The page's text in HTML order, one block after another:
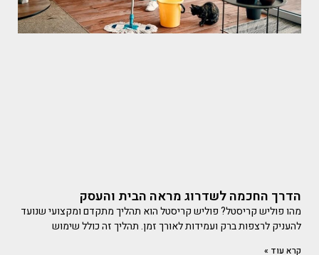
הדרך החכמה לשדרוג מראה הבית והעסק
מהו פוליש קריסטל? פוליש קריסטל הוא תהליך מתקדם ומקצועי שנועד
להעניק לרצפות ברק ועמידות לאורך זמן. תהליך זה כולל שימוש
קרא עוד »